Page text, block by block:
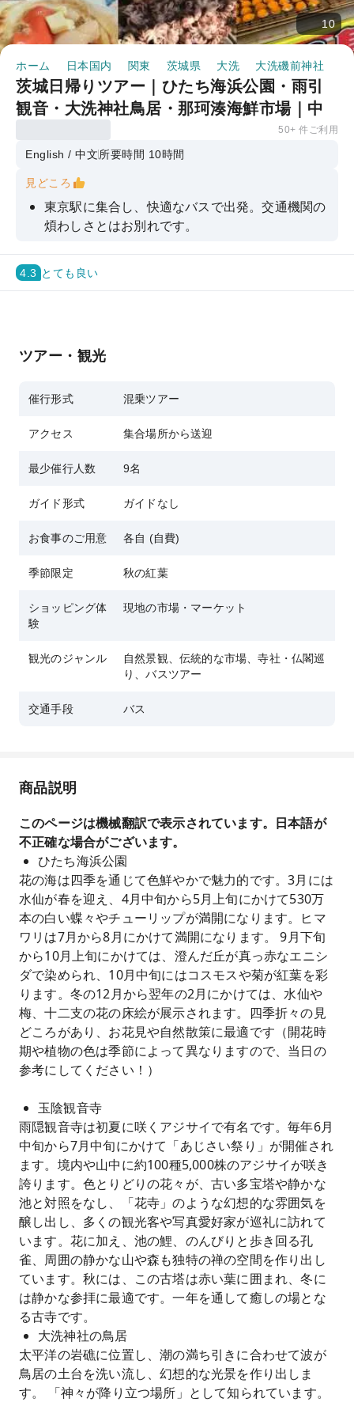
10
ホーム 日本国内 関東 茨城県 大洗 大洗磯前神社
茨城日帰りツアー｜ひたち海浜公園・雨引
観音・大洗神社鳥居・那珂湊海鮮市場｜中
50+ 件ご利用
English / 中文所要時間 10時間
見どころ
東京駅に集合し、快適なバスで出発。交通機関の
煩わしさとはお別れです。
雨観音（楽法寺）：紫陽花の聖地であり、四季
折々に花が咲き誇る、霊的に豊かな山林。孔雀が
訪れる人々を導き、自然の静寂と魂の完璧な調和
あり、素晴らしい海の景色が楽しめる。波間にそ
ナココ海鮮市場：食通の楽園！牡蠣、ウニ、カニ
す。
ひたち海浜公園（国立）：夢のような四季折々の
花が咲き誇る海。春にはネモフィラ、秋にはコキ
ア、四季を通じて日本必見の観光スポット。
バー兼ツアーリーダーが旅程全体を通して同行
4.3 とても良い
ツアー・観光
催行形式 混乗ツアー
アクセス 集合場所から送迎
最少催行人数 9名
ガイド形式 ガイドなし
お食事のご用意 各自 (自費)
季節限定 秋の紅葉
ショッピング体
験
現地の市場・マーケット
観光のジャンル
自然景観、伝統的な市場、寺社・仏閣巡
り、バスツアー
交通手段 バス
商品説明
このページは機械翻訳で表示されています。日本語が
不正確な場合がございます。
ひたち海浜公園
花の海は四季を通じて色鮮やかで魅力的です。3月には
水仙が春を迎え、4月中旬から5月上旬にかけて530万
本の白い蝶々やチューリップが満開になります。ヒマ
ワリは7月から8月にかけて満開になります。 9月下旬
から10月上旬にかけては、澄んだ丘が真っ赤なエニシ
ダで染められ、10月中旬にはコスモスや菊が紅葉を彩
ります。冬の12月から翌年の2月にかけては、水仙や
梅、十二支の花の床絵が展示されます。四季折々の見
どころがあり、お花見や自然散策に最適です（開花時
期や植物の色は季節によって異なりますので、当日の
参考にしてください！）
玉陰観音寺
雨隠観音寺は初夏に咲くアジサイで有名です。毎年6月
中旬から7月中旬にかけて「あじさい祭り」が開催され
ます。境内や山中に約100種5,000株のアジサイが咲き
誇ります。色とりどりの花々が、古い多宝塔や静かな
池と対照をなし、「花寺」のような幻想的な雰囲気を
醸し出し、多くの観光客や写真愛好家が巡礼に訪れて
います。花に加え、池の鯉、のんびりと歩き回る孔
雀、周囲の静かな山や森も独特の禅の空間を作り出し
ています。秋には、この古塔は赤い葉に囲まれ、冬に
は静かな参拝に最適です。一年を通して癒しの場とな
る古寺です。
大洗神社の鳥居
太平洋の岩礁に位置し、潮の満ち引き​​に合わせて波が
鳥居の土台を洗い流し、幻想的な光景を作り出しま
す。 「神々が降り立つ場所」として知られています。